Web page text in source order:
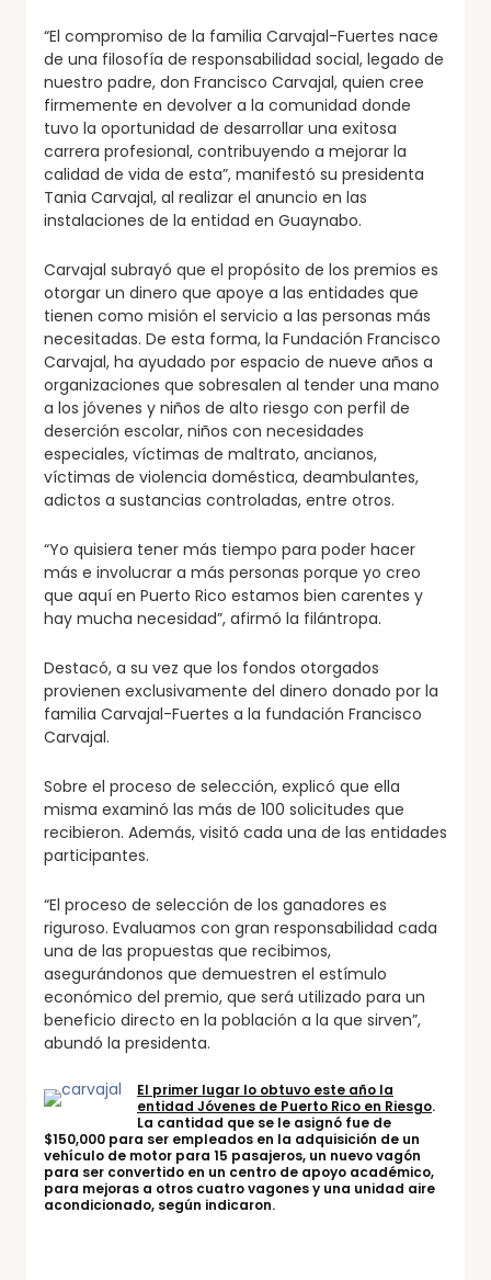
“El compromiso de la familia Carvajal-Fuertes nace
de una filosofía de responsabilidad social, legado de
nuestro padre, don Francisco Carvajal, quien cree
firmemente en devolver a la comunidad donde
tuvo la oportunidad de desarrollar una exitosa
carrera profesional, contribuyendo a mejorar la
calidad de vida de esta”, manifestó su presidenta
Tania Carvajal, al realizar el anuncio en las
instalaciones de la entidad en Guaynabo.
Carvajal subrayó que el propósito de los premios es
otorgar un dinero que apoye a las entidades que
tienen como misión el servicio a las personas más
necesitadas. De esta forma, la Fundación Francisco
Carvajal, ha ayudado por espacio de nueve años a
organizaciones que sobresalen al tender una mano
a los jóvenes y niños de alto riesgo con perfil de
deserción escolar, niños con necesidades
especiales, víctimas de maltrato, ancianos,
víctimas de violencia doméstica, deambulantes,
adictos a sustancias controladas, entre otros.
“Yo quisiera tener más tiempo para poder hacer
más e involucrar a más personas porque yo creo
que aquí en Puerto Rico estamos bien carentes y
hay mucha necesidad”, afirmó la filántropa.
Destacó, a su vez que los fondos otorgados
provienen exclusivamente del dinero donado por la
familia Carvajal-Fuertes a la fundación Francisco
Carvajal.
Sobre el proceso de selección, explicó que ella
misma examinó las más de 100 solicitudes que
recibieron. Además, visitó cada una de las entidades
participantes.
“El proceso de selección de los ganadores es
riguroso. Evaluamos con gran responsabilidad cada
una de las propuestas que recibimos,
asegurándonos que demuestren el estímulo
económico del premio, que será utilizado para un
beneficio directo en la población a la que sirven”,
abundó la presidenta.
El primer lugar lo obtuvo este año la
entidad Jóvenes de Puerto Rico en Riesgo.
La cantidad que se le asignó fue de
$150,000 para ser empleados en la adquisición de un
vehículo de motor para 15 pasajeros, un nuevo vagón
para ser convertido en un centro de apoyo académico,
para mejoras a otros cuatro vagones y una unidad aire
acondicionado, según indicaron.